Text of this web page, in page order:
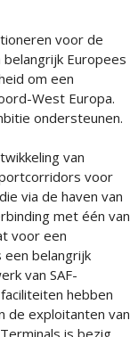
voor de
Europees
om een
West Europa.
ondersteunen.
van
voor
via de haven van
met één van
voor een
een belangrijk
van SAF-
hebben
de exploitanten van
is bezig